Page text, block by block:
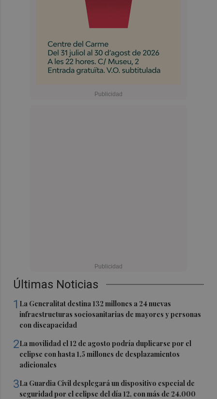
Últimas Noticias
1 La Generalitat destina 132 millones a 24 nuevas
infraestructuras sociosanitarias de mayores y personas
con discapacidad
2La movilidad el 12 de agosto podría duplicarse por el
eclipse con hasta 1,5 millones de desplazamientos
adicionales
3La Guardia Civil desplegará un dispositivo especial de
seguridad por el eclipse del día 12, con más de 24.000